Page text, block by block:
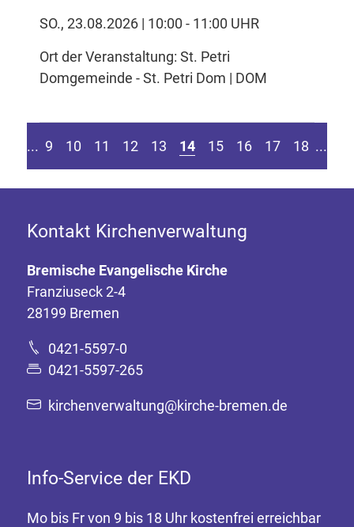
SO., 23.08.2026 | 10:00 - 11:00 UHR
Ort der Veranstaltung: St. Petri
Domgemeinde - St. Petri Dom | DOM
springen
vorherigen Seite
.... 9 10 11 12 13 14 15 16 17 18 ....
Kontakt Kirchenverwaltung
Bremische Evangelische Kirche
Franziuseck 2-4
28199 Bremen
0421-5597-0
0421-5597-265
kirchenverwaltung@kirche-bremen.de
Info-Service der EKD
Mo bis Fr von 9 bis 18 Uhr kostenfrei erreichbar